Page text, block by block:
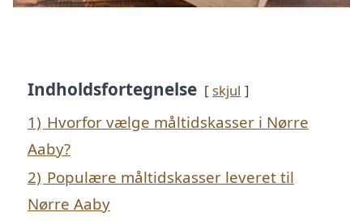
Indholdsfortegnelse skjul
1) Hvorfor vælge måltidskasser i Nørre
Aaby?
2) Populære måltidskasser leveret til
Nørre Aaby